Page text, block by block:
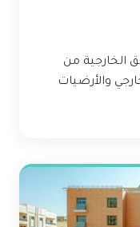
الخارجية من
والأرضيات